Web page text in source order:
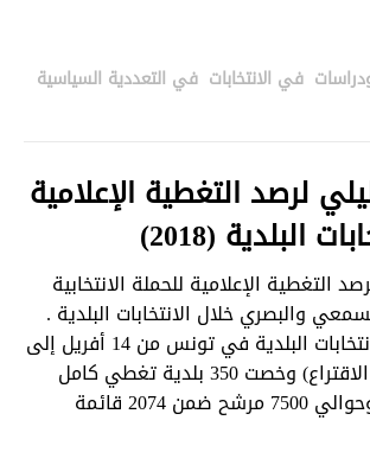
في الانتخابات في التعددية السياسية
لرصد التغطية الإعلامية
البلدية (2018)
التغطية الإعلامية للحملة الانتخابية
والبصري خلال الانتخابات البلدية .
وقد تم تنظيم الانتخابات البلدية في تونس من 14 أفريل إلى
6 ماي 2018 (يوم الاقتراع) وخصت 350 بلدية تغطي كامل
تراب الجمهورية وحوالي 7500 مرشح ضمن 2074 قائمة